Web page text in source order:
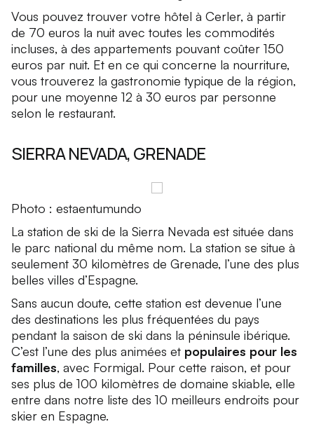
Vous pouvez trouver votre hôtel à Cerler, à partir
de 70 euros la nuit avec toutes les commodités
incluses, à des appartements pouvant coûter 150
euros par nuit. Et en ce qui concerne la nourriture,
vous trouverez la gastronomie typique de la région,
pour une moyenne 12 à 30 euros par personne
selon le restaurant.
SIERRA NEVADA, GRENADE
Photo : estaentumundo
La station de ski de la Sierra Nevada est située dans
le parc national du même nom. La station se situe à
seulement 30 kilomètres de Grenade, l’une des plus
belles villes d’Espagne.
Sans aucun doute, cette station est devenue l’une
des destinations les plus fréquentées du pays
pendant la saison de ski dans la péninsule ibérique.
C’est l’une des plus animées et populaires pour les
familles, avec Formigal. Pour cette raison, et pour
ses plus de 100 kilomètres de domaine skiable, elle
entre dans notre liste des 10 meilleurs endroits pour
skier en Espagne.